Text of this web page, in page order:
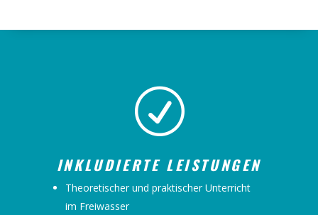
R
INKLUDIERTE LEISTUNGEN
Theoretischer und praktischer Unterricht
im Freiwasser